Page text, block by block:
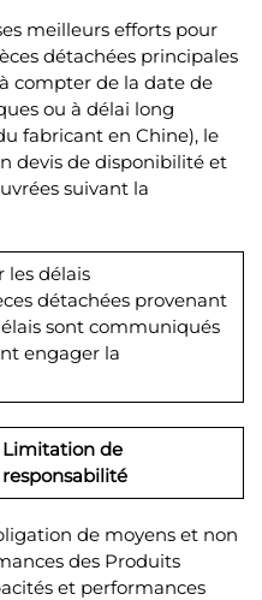
meilleurs efforts pour
détachées principales
compter de la date de
ou à délai long
fabricant en Chine), le
devis de disponibilité et
suivant la
les délais
détachées provenant
sont communiqués
engager la
Limitation de
responsabilité
de moyens et non
des Produits
et performances